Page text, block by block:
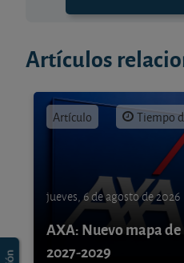
Artículos
Artículo Tiempo
jueves, 6 de agosto de 2026
AXA: Nuevo mapa
2027-2029